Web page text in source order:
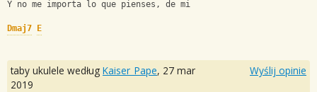
Y no me importa lo que pienses, de mi
Dmaj7 E
taby ukulele według Kaiser_Pape, 27 mar
2019
Wyślij opinie